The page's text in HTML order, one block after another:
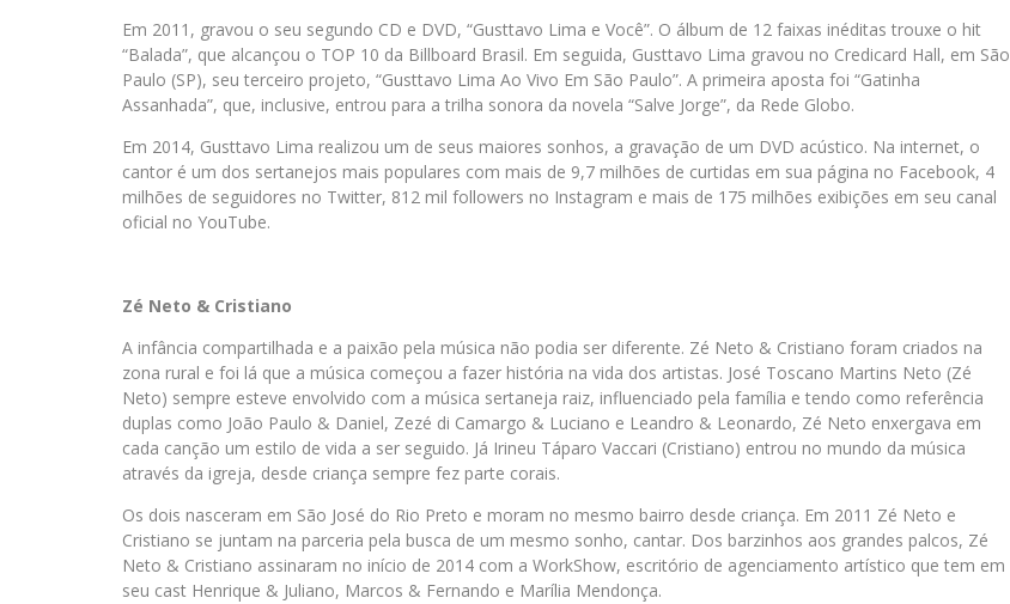
Em 2011, gravou o seu segundo CD e DVD, “Gusttavo Lima e Você”. O álbum de 12 faixas inéditas trouxe o hit
“Balada”, que alcançou o TOP 10 da Billboard Brasil. Em seguida, Gusttavo Lima gravou no Credicard Hall, em São
Paulo (SP), seu terceiro projeto, “Gusttavo Lima Ao Vivo Em São Paulo”. A primeira aposta foi “Gatinha
Assanhada”, que, inclusive, entrou para a trilha sonora da novela “Salve Jorge”, da Rede Globo.
Em 2014, Gusttavo Lima realizou um de seus maiores sonhos, a gravação de um DVD acústico. Na internet, o
cantor é um dos sertanejos mais populares com mais de 9,7 milhões de curtidas em sua página no Facebook, 4
milhões de seguidores no Twitter, 812 mil followers no Instagram e mais de 175 milhões exibições em seu canal
oficial no YouTube.
Zé Neto & Cristiano
A infância compartilhada e a paixão pela música não podia ser diferente. Zé Neto & Cristiano foram criados na
zona rural e foi lá que a música começou a fazer história na vida dos artistas. José Toscano Martins Neto (Zé
Neto) sempre esteve envolvido com a música sertaneja raiz, influenciado pela família e tendo como referência
duplas como João Paulo & Daniel, Zezé di Camargo & Luciano e Leandro & Leonardo, Zé Neto enxergava em
cada canção um estilo de vida a ser seguido. Já Irineu Táparo Vaccari (Cristiano) entrou no mundo da música
através da igreja, desde criança sempre fez parte corais.
Os dois nasceram em São José do Rio Preto e moram no mesmo bairro desde criança. Em 2011 Zé Neto e
Cristiano se juntam na parceria pela busca de um mesmo sonho, cantar. Dos barzinhos aos grandes palcos, Zé
Neto & Cristiano assinaram no início de 2014 com a WorkShow, escritório de agenciamento artístico que tem em
seu cast Henrique & Juliano, Marcos & Fernando e Marília Mendonça.